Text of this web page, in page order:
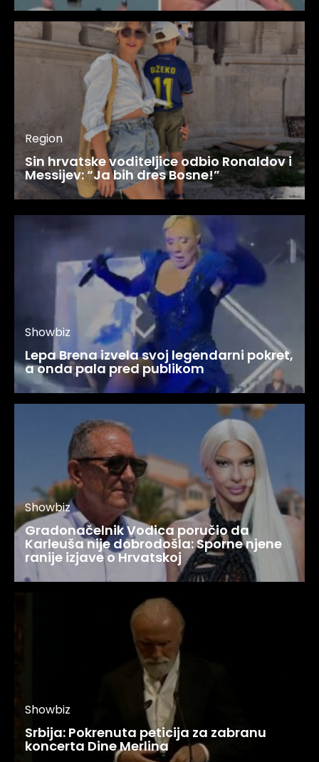
Region
Sin hrvatske voditeljice odbio Ronaldov i
Messijev: “Ja bih dres Bosne!”
Showbiz
Lepa Brena izvela svoj legendarni pokret,
a onda pala pred publikom
Showbiz
Gradonačelnik Vodica poručio da
Karleuša nije dobrodošla: Sporne njene
ranije izjave o Hrvatskoj
Showbiz
Srbija: Pokrenuta peticija za zabranu
koncerta Dine Merlina